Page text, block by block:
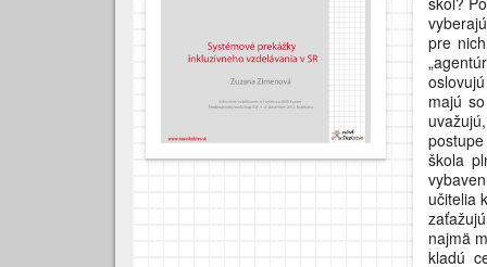
pre
majú
škola
učitelia
najmä
kladú